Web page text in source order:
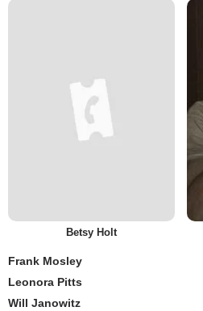
Betsy Holt
Frank Mosley
Leonora Pitts
Will Janowitz